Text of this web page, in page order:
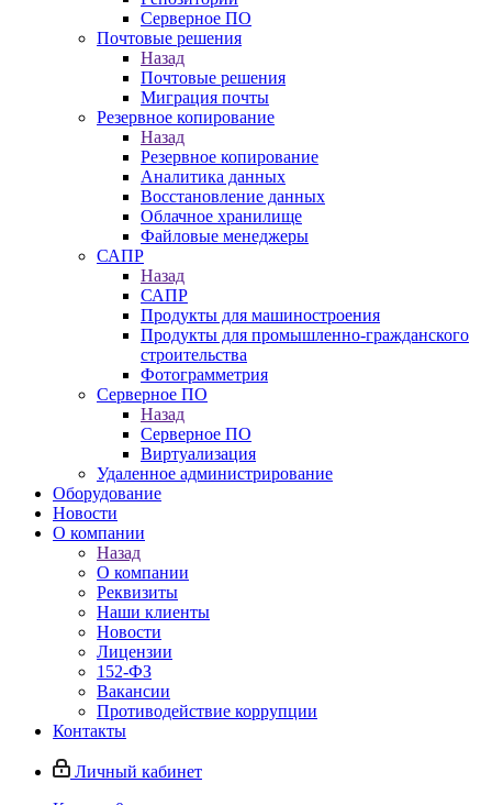
Серверное ПО
Почтовые решения
Назад
Почтовые решения
Миграция почты
Резервное копирование
Назад
Резервное копирование
Аналитика данных
Восстановление данных
Облачное хранилище
Файловые менеджеры
САПР
Назад
САПР
Продукты для машиностроения
Продукты для промышленно-гражданского
строительства
Фотограмметрия
Серверное ПО
Назад
Серверное ПО
Виртуализация
Удаленное администрирование
Оборудование
Новости
О компании
Назад
О компании
Реквизиты
Наши клиенты
Новости
Лицензии
152-ФЗ
Вакансии
Противодействие коррупции
Контакты
Личный кабинет